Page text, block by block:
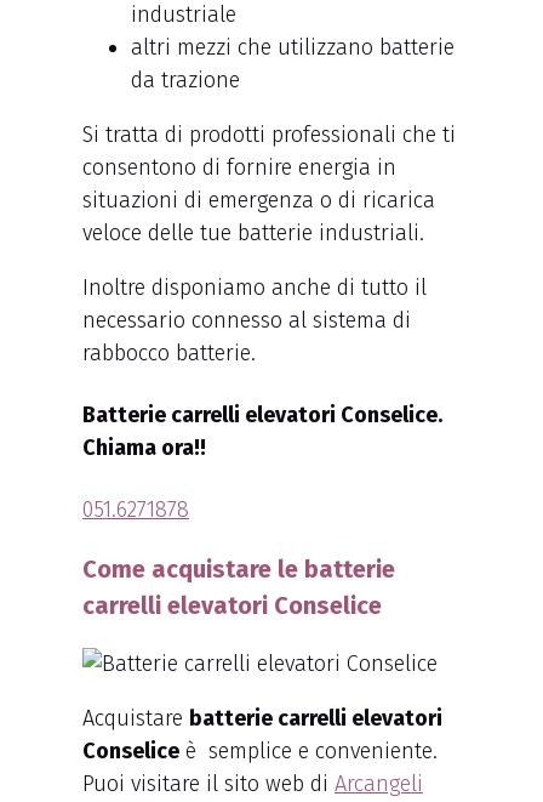
industriale
altri mezzi che utilizzano batterie
da trazione
Si tratta di prodotti professionali che ti
consentono di fornire energia in
situazioni di emergenza o di ricarica
veloce delle tue batterie industriali.
Inoltre disponiamo anche di tutto il
necessario connesso al sistema di
rabbocco batterie.
Batterie carrelli elevatori Conselice.
Chiama ora!!
051.6271878
Come acquistare le batterie
carrelli elevatori Conselice
Acquistare batterie carrelli elevatori
Conselice è semplice e conveniente.
Puoi visitare il sito web di Arcangeli